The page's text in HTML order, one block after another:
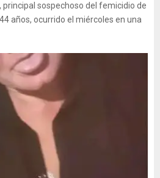
principal sospechoso del femicidio de
años, ocurrido el miércoles en una